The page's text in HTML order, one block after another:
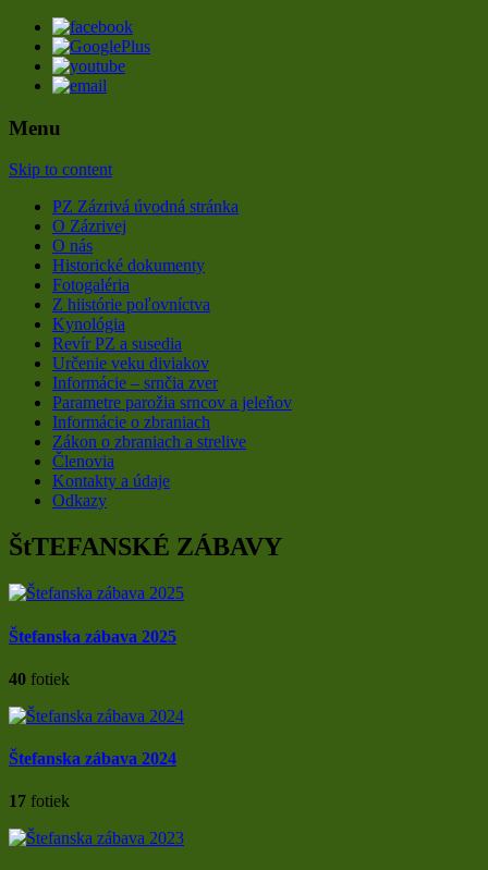
Poľovnívke združenie Zázrivá
Zázrivá
Menu
Skip to content
PZ Zázrivá úvodná stránka
O Zázrivej
O nás
Historické dokumenty
Fotogaléria
Z hiistórie poľovníctva
Kynológia
Revír PZ a susedia
Určenie veku diviakov
Informácie – srnčia zver
Parametre parožia srncov a jeleňov
Informácie o zbraniach
Zákon o zbraniach a strelive
Členovia
Kontakty a údaje
Odkazy
ŠtTEFANSKÉ ZÁBAVY
Štefanska zábava 2025
40 fotiek
Štefanska zábava 2024
17 fotiek